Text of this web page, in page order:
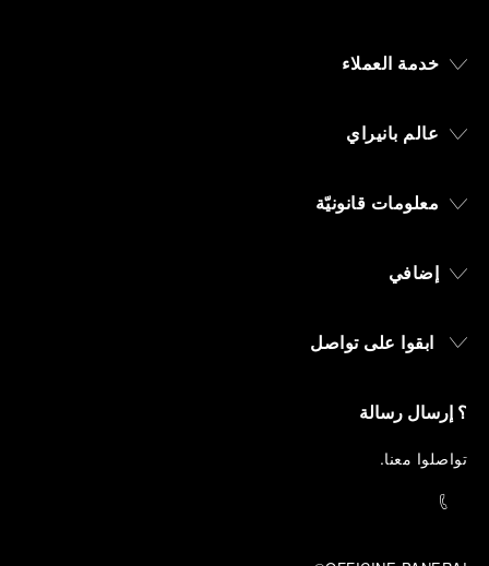
خدمة العملاء
عالم بانيراي
معلومات قانونيّة
إضافي
ابقوا على تواصل
؟ إرسال رسالة
تواصلوا معنا.